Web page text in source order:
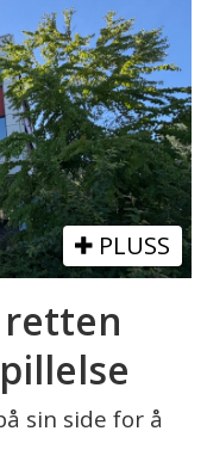
PLUSS
retten
sin side for å